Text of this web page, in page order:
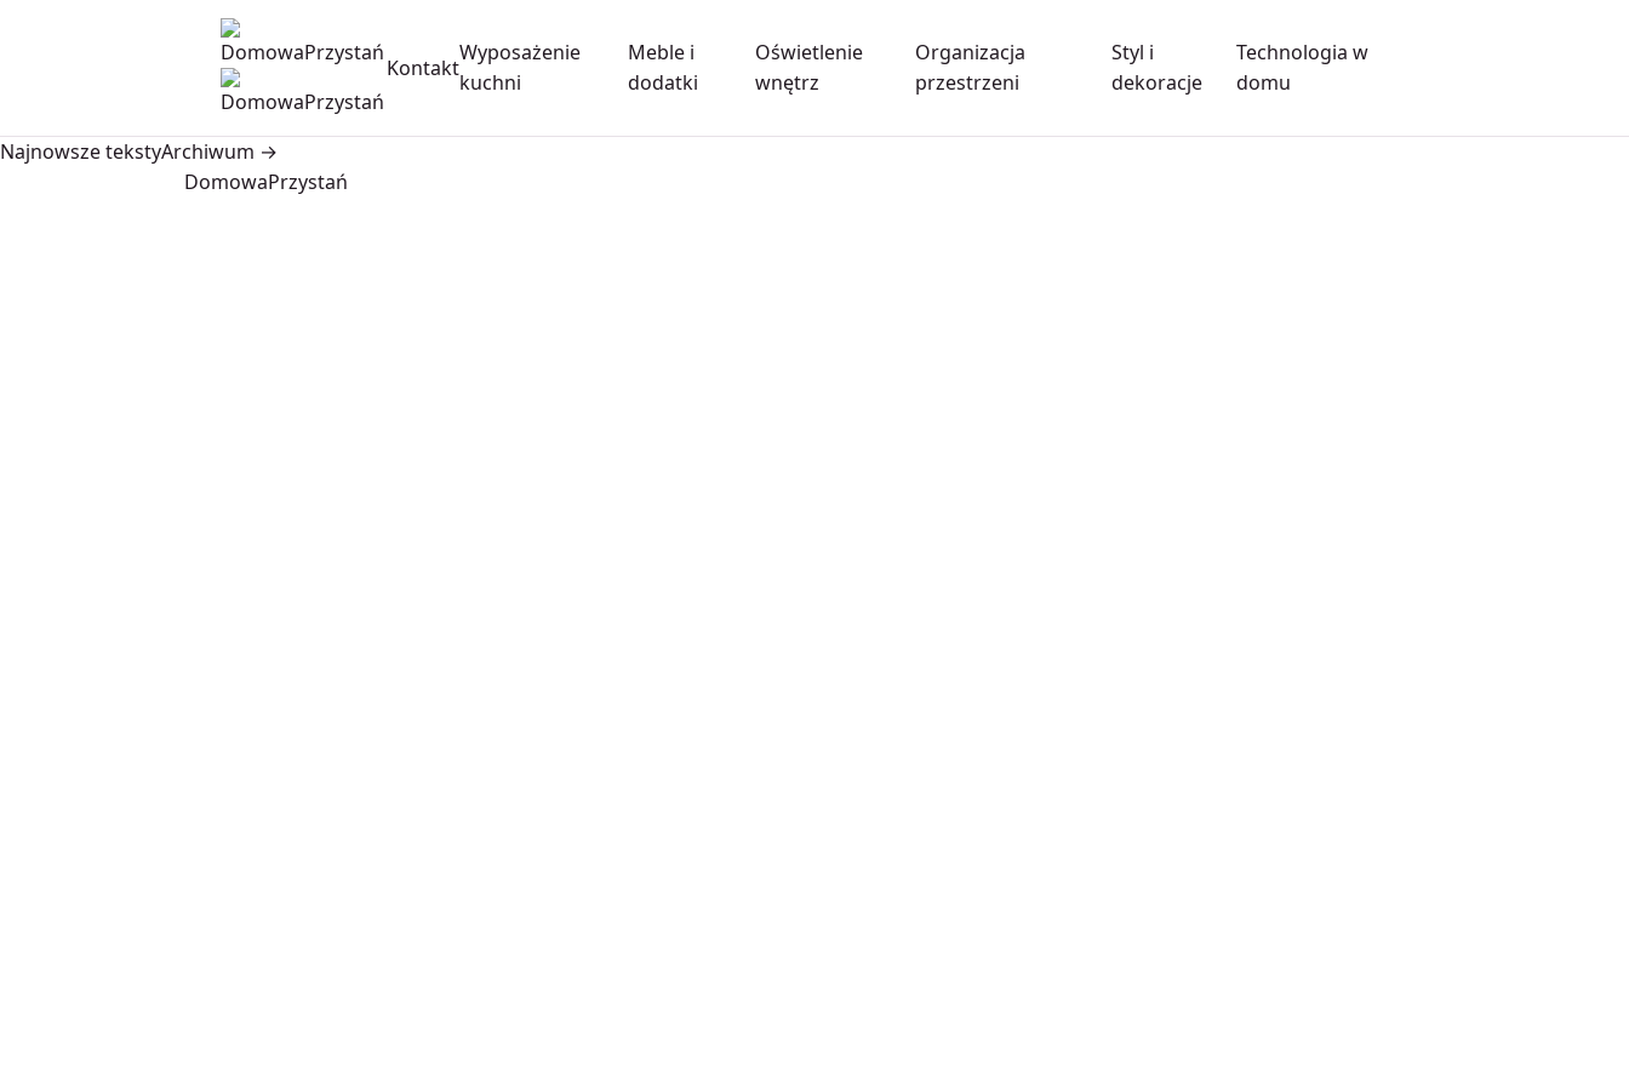
Kontakt
Wyposażenie
kuchni
Meble i
dodatki
Oświetlenie
wnętrz
Organizacja
przestrzeni
Styl i
dekoracje
Technologia w
domu
Najnowsze tekstyArchiwum →
DomowaPrzystań